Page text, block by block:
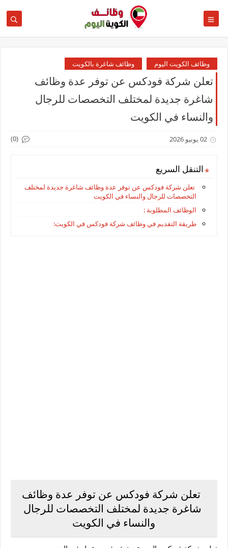
وظائف الكويت اليوم وظائف شاغرة بالكويت
تعلن شركة فودكس عن توفر عدة وظائف
شاغرة جديدة لمختلف التخصصات للرجال
والنساء في الكويت
02 يونيو 2026 (0)
التنقل السريع
تعلن شركة فودكس عن توفر عدة وظائف شاغرة جديدة لمختلف
التخصصات للرجال والنساء في الكويت
الوظائف المطلوبة :
طريقة التقديم في وظائف شركة فودكس في الكويت:
تعلن شركة فودكس عن توفر عدة وظائف
شاغرة جديدة لمختلف التخصصات للرجال
والنساء في الكويت